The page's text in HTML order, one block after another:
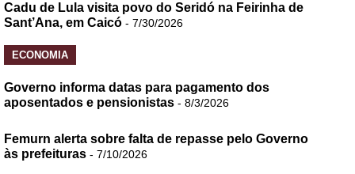
Cadu de Lula visita povo do Seridó na Feirinha de
Sant’Ana, em Caicó - 7/30/2026
ECONOMIA
Governo informa datas para pagamento dos
aposentados e pensionistas - 8/3/2026
Femurn alerta sobre falta de repasse pelo Governo
às prefeituras - 7/10/2026